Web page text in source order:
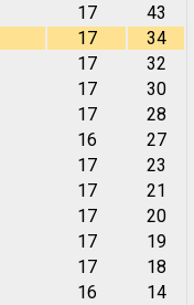
17
43
17
34
17
32
17
30
17
28
16
27
17
23
17
21
17
20
17
19
17
18
16
14